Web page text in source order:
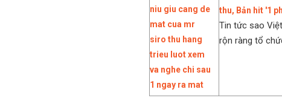
thu, Bản hit '1
Tin tức sao
rộn ràng tổ